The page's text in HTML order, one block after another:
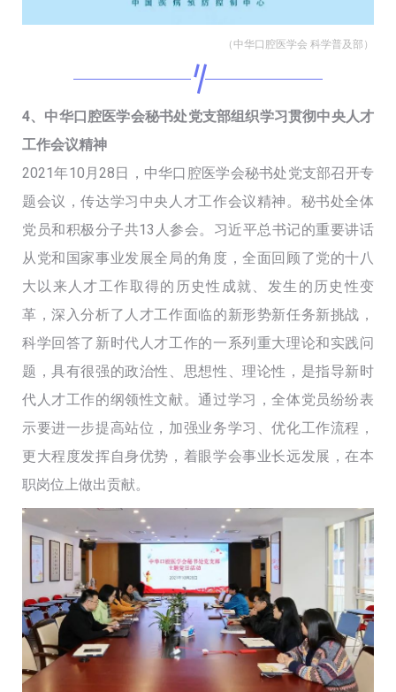
（中华口腔医学会 科学普及部）
4、中华口腔医学会秘书处党支部组织学习贯彻中央人才
工作会议精神
2021年10月28日，中华口腔医学会秘书处党支部召开专
题会议，传达学习中央人才工作会议精神。秘书处全体
党员和积极分子共13人参会。习近平总书记的重要讲话
从党和国家事业发展全局的角度，全面回顾了党的十八
大以来人才工作取得的历史性成就、发生的历史性变
革，深入分析了人才工作面临的新形势新任务新挑战，
科学回答了新时代人才工作的一系列重大理论和实践问
题，具有很强的政治性、思想性、理论性，是指导新时
代人才工作的纲领性文献。通过学习，全体党员纷纷表
示要进一步提高站位，加强业务学习、优化工作流程，
更大程度发挥自身优势，着眼学会事业长远发展，在本
职岗位上做出贡献。